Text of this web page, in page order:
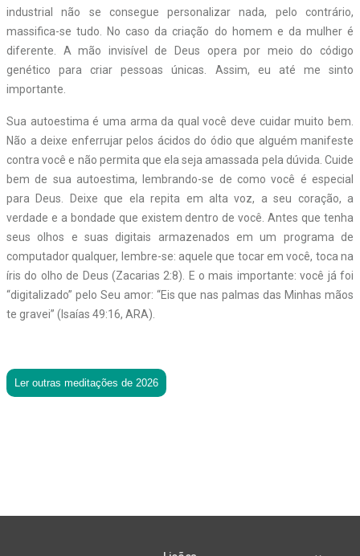
industrial não se consegue personalizar nada, pelo contrário,
massifica-se tudo. No caso da criação do homem e da mulher é
diferente. A mão invisível de Deus opera por meio do código
genético para criar pessoas únicas. Assim, eu até me sinto
importante.
Sua autoestima é uma arma da qual você deve cuidar muito bem.
Não a deixe enferrujar pelos ácidos do ódio que alguém manifeste
contra você e não permita que ela seja amassada pela dúvida. Cuide
bem de sua autoestima, lembrando-se de como você é especial
para Deus. Deixe que ela repita em alta voz, a seu coração, a
verdade e a bondade que existem dentro de você. Antes que tenha
seus olhos e suas digitais armazenados em um programa de
computador qualquer, lembre-se: aquele que tocar em você, toca na
íris do olho de Deus (Zacarias 2:8). E o mais importante: você já foi
“digitalizado” pelo Seu amor: “Eis que nas palmas das Minhas mãos
te gra­vei” (Isaías 49:16, ARA).
Ler outras meditações de 2026